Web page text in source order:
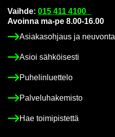
Vaih­de: 015 411 4100
Avoin­na ma-pe 8.00-16.00
Asia­kas­oh­jaus ja neu­von­ta
Asioi säh­köi­ses­ti
Pu­he­lin­luet­te­lo
Pal­ve­lu­ha­ke­mis­to
Hae toi­mi­pis­tet­tä